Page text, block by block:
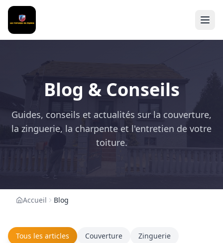
Blog & Conseils
Guides, conseils et actualités sur la couverture,
la zinguerie, la charpente et l'entretien de votre
toiture.
Accueil Blog
Tous les articles Couverture
Zinguerie